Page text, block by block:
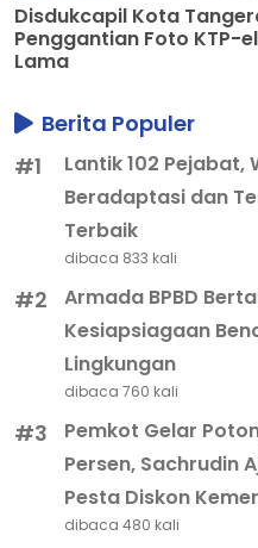
Disdukcapil Kota
Penggantian Foto KTP-
Lama
Berita Populer
#1
Lantik 102 Pejabat,
Beradaptasi dan
Terbaik
dibaca 833 kali
#2
Armada BPBD
Kesiapsiagaan
Lingkungan
dibaca 760 kali
#3
Pemkot Gelar
Persen, Sachrudin
Pesta Diskon
dibaca 480 kali